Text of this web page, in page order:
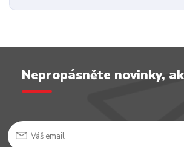
Nepropásněte novinky,